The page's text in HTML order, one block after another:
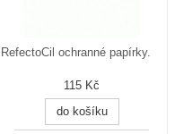
RefectoCil ochranné papírky.
115 Kč
do košíku